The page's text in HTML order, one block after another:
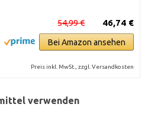
46,74 €
54,99 €
Bei Amazon ansehen
Preis inkl. MwSt., zzgl. Versandkosten
verwenden